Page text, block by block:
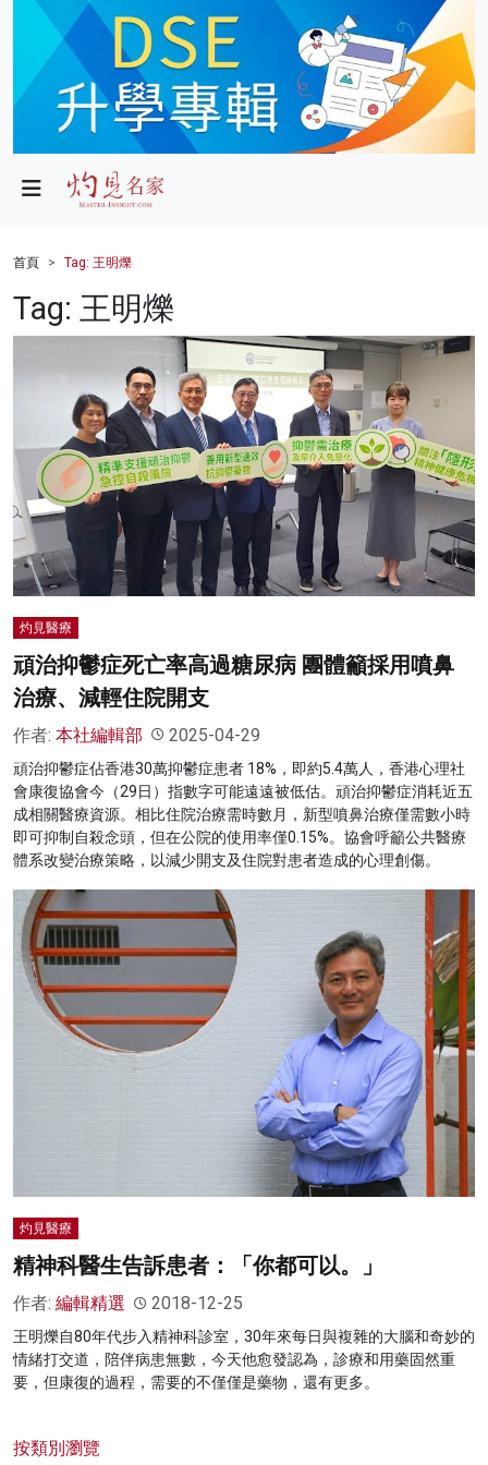
政局
財經
健康
科技
影片
名家榜
灼見活動
首頁 Tag: 王明爍
Tag: 王明爍
灼見醫療
頑治抑鬱症死亡率高過糖尿病 團體籲採用噴鼻
治療、減輕住院開支
作者: 本社編輯部 2025-04-29
頑治抑鬱症佔香港30萬抑鬱症患者 18%，即約5.4萬人，香港心理社
會康復協會今（29日）指數字可能遠遠被低估。頑治抑鬱症消耗近五
成相關醫療資源。相比住院治療需時數月，新型噴鼻治療僅需數小時
即可抑制自殺念頭，但在公院的使用率僅0.15%。協會呼籲公共醫療
體系改變治療策略，以減少開支及住院對患者造成的心理創傷。
灼見醫療
精神科醫生告訴患者：「你都可以。」
作者: 編輯精選 2018-12-25
王明爍自80年代步入精神科診室，30年來每日與複雜的大腦和奇妙的
情緒打交道，陪伴病患無數，今天他愈發認為，診療和用藥固然重
要，但康復的過程，需要的不僅僅是藥物，還有更多。
按類別瀏覽